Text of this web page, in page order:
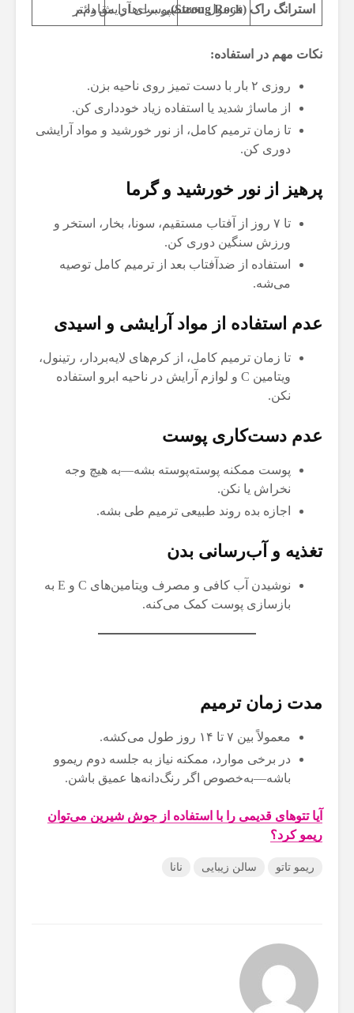
استرانگ راک (Strong Rock)فرمول تخصصی برای آرایش دائم
پوست‌های مقاوم‌تر
نکات مهم در استفاده:
روزی ۲ بار با دست تمیز روی ناحیه بزن.
از ماساژ شدید یا استفاده زیاد خودداری کن.
تا زمان ترمیم کامل، از نور خورشید و مواد آرایشی
دوری کن.
پرهیز از نور خورشید و گرما
تا ۷ روز از آفتاب مستقیم، سونا، بخار، استخر و
ورزش سنگین دوری کن.
استفاده از ضدآفتاب بعد از ترمیم کامل توصیه
می‌شه.
عدم استفاده از مواد آرایشی و اسیدی
تا زمان ترمیم کامل، از کرم‌های لایه‌بردار، رتینول،
ویتامین C و لوازم آرایش در ناحیه ابرو استفاده
نکن.
عدم دست‌کاری پوست
پوست ممکنه پوسته‌پوسته بشه—به هیچ وجه
نخراش یا نکن.
اجازه بده روند طبیعی ترمیم طی بشه.
تغذیه و آب‌رسانی بدن
نوشیدن آب کافی و مصرف ویتامین‌های C و E به
بازسازی پوست کمک می‌کنه.
مدت زمان ترمیم
معمولاً بین ۷ تا ۱۴ روز طول می‌کشه.
در برخی موارد، ممکنه نیاز به جلسه دوم ریموو
باشه—به‌خصوص اگر رنگ‌دانه‌ها عمیق باشن.
آیا تتوهای قدیمی را با استفاده از جوش شیرین می‌توان
ریمو کرد؟
ریمو تاتو سالن زیبایی نانا